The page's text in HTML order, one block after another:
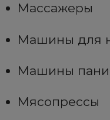
Массажеры
Машины для
Машины
Мясопрессы